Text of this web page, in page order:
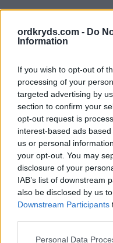
ordkryds.com - Do
Information
If you wish to opt-out of
processing of your
targeted advertising by
section to confirm your
opt-out request is
interest-based ads
us or personal
your opt-out. You may
disclosure of your
IAB’s list of downstream
also be disclosed by us
Downstream Participants
Personal Data